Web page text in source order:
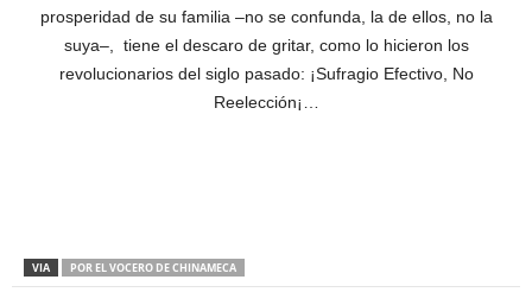
prosperidad de su familia –no se confunda, la de ellos, no la
suya–, tiene el descaro de gritar, como lo hicieron los
revolucionarios del siglo pasado: ¡Sufragio Efectivo, No
Reelección¡…
VIA POR EL VOCERO DE CHINAMECA